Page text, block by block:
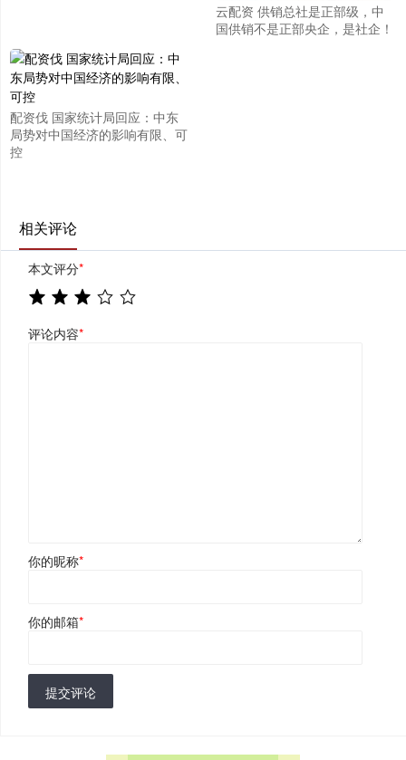
云配资 供销总社是正部级，中
国供销不是正部央企，是社企！
配资伐 国家统计局回应：中东
局势对中国经济的影响有限、可
控
相关评论
本文评分*
评论内容*
你的昵称*
你的邮箱*
提交评论